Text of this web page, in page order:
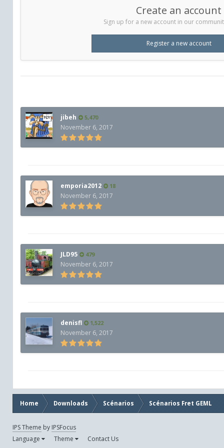
Create an account
Sign up for a new account in our
Register a new account
jibeh 5,470
November 6, 2017
emporia2012 18
November 6, 2017
JLD95 479
November 6, 2017
denisfl 1,522
November 6, 2017
Home Downloads Scénarios Scénarios Fret GEML
IPS Theme by IPSFocus
Language
Theme Contact Us